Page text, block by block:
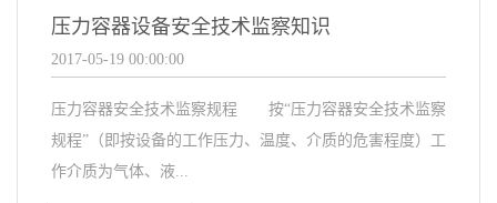
压力容器设备安全技术监察知识
2017-05-19 00:00:00
压力容器安全技术监察规程 按“压力容器安全技术监察
规程”（即按设备的工作压力、温度、介质的危害程度）工
作介质为气体、液...